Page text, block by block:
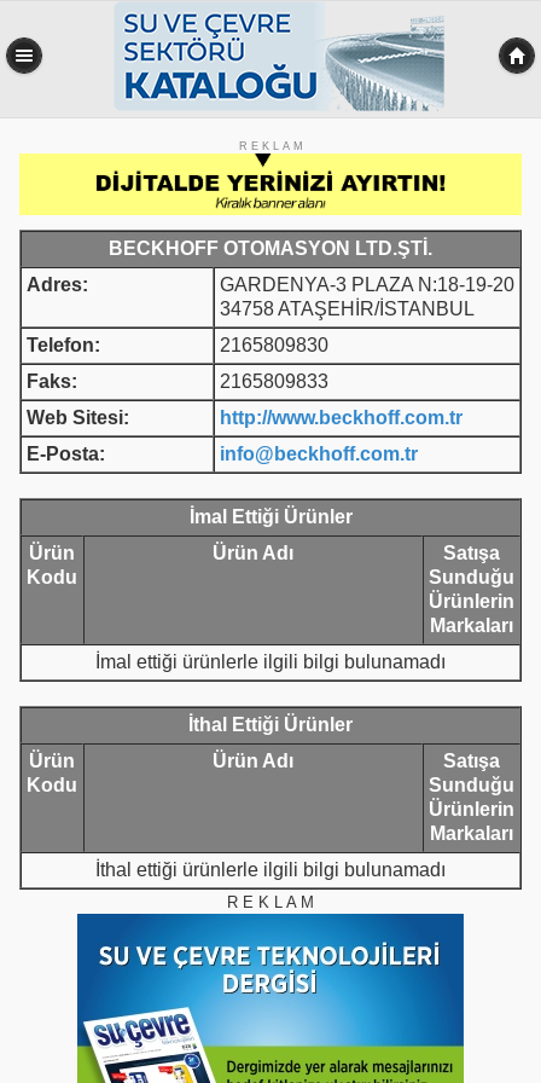
R E K L A M
BECKHOFF OTOMASYON LTD.ŞTİ.
Adres:
GARDENYA-3 PLAZA N:18-19-20
34758 ATAŞEHİR/İSTANBUL
Telefon:
2165809830
Faks:
2165809833
Web Sitesi:
http://www.beckhoff.com.tr
E-Posta:
info@beckhoff.com.tr
İmal Ettiği Ürünler
Ürün
Kodu
Ürün Adı
Satışa
Sunduğu
Ürünlerin
Markaları
İmal ettiği ürünlerle ilgili bilgi bulunamadı
İthal Ettiği Ürünler
Ürün
Kodu
Ürün Adı
Satışa
Sunduğu
Ürünlerin
Markaları
İthal ettiği ürünlerle ilgili bilgi bulunamadı
R E K L A M